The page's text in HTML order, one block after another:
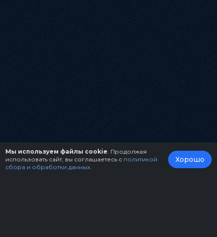
Мы используем файлы cookie . Продолжая
использовать сайт, вы соглашаетесь с политикой
сбора и обработки данных
Хорошо